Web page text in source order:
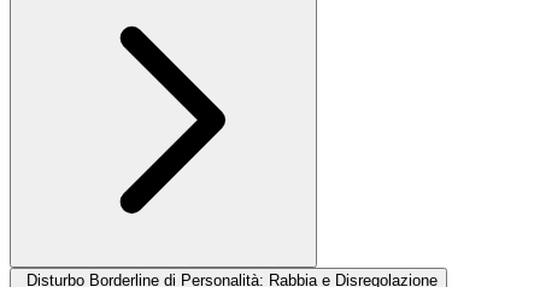
Disturbo Borderline di Personalità: Rabbia e Disregolazione